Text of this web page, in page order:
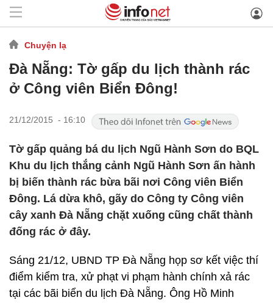
Chuyện lạ
Đà Nẵng: Tờ gấp du lịch thành rác
ở Công viên Biển Đông!
21/12/2015 - 16:10
Tờ gấp quảng bá du lịch Ngũ Hành Sơn do BQL
Khu du lịch thắng cảnh Ngũ Hành Sơn ấn hành
bị biến thành rác bừa bãi nơi Công viên Biển
Đông. Lá dừa khô, gãy do Công ty Công viên
cây xanh Đà Nẵng chặt xuống cũng chất thành
đống rác ở đây.
Sáng 21/12, UBND TP Đà Nẵng họp sơ kết việc thí
điểm kiểm tra, xử phạt vi phạm hành chính xả rác
tại các bãi biển du lịch Đà Nẵng. Ông Hồ Minh